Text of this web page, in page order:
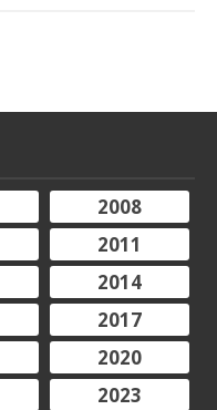
2008
2011
2014
2017
2020
2023